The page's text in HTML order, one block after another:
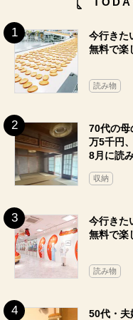
今行きた
無料で楽
読み物
70代の母
万5千円
8月に読
収納
今行きた
無料で楽
読み物
50代・夫